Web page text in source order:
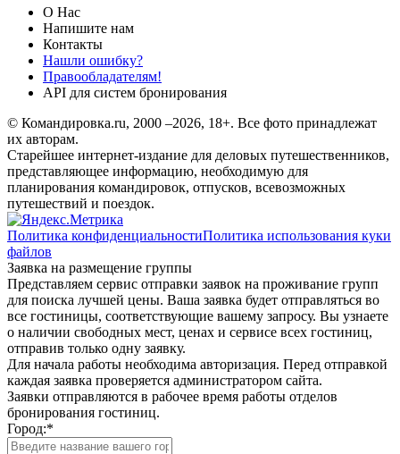
О Нас
Напишите нам
Контакты
Нашли ошибку?
Правообладателям!
API для систем бронирования
© Командировка.ru, 2000 –2026, 18+. Все фото принадлежат
их авторам.
Старейшее интернет-издание для деловых путешественников,
представляющее информацию, необходимую для
планирования командировок, отпусков, всевозможных
путешествий и поездок.
Политика конфиденциальностиПолитика использования куки
файлов
Заявка на размещение группы
Представляем сервис отправки заявок на проживание групп
для поиска лучшей цены. Ваша заявка будет отправляться во
все гостиницы, соответствующие вашему запросу. Вы узнаете
о наличии свободных мест, ценах и сервисе всех гостиниц,
отправив только одну заявку.
Для начала работы необходима авторизация. Перед отправкой
каждая заявка проверяется администратором сайта.
Заявки отправляются в рабочее время работы отделов
бронирования гостиниц.
Город:*